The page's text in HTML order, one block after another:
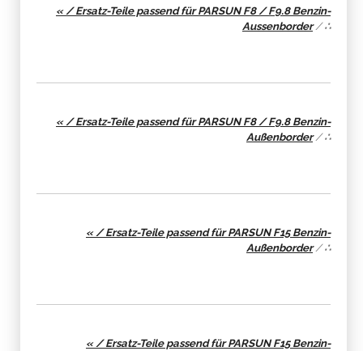
« / Ersatz-Teile passend für PARSUN F8 / F9.8 Benzin-
Aussenborder/∴
« / Ersatz-Teile passend für PARSUN F8 / F9.8 Benzin-
Außenborder/∴
« / Ersatz-Teile passend für PARSUN F15 Benzin-
Außenborder/∴
« / Ersatz-Teile passend für PARSUN F15 Benzin-